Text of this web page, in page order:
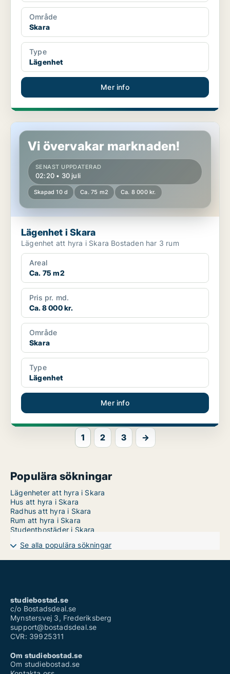
Område
Skara
Type
Lägenhet
Mer info
Lägenhet i Skara
Vi övervakar marknaden!
SENAST UPPDATERAD
02:20 • 30 juli
Skapad 10 d Ca. 75 m2 Ca. 8 000 kr.
Lägenhet i Skara
Lägenhet att hyra i Skara Bostaden har 3 rum
Areal
Ca. 75 m2
Pris pr. md.
Ca. 8 000 kr.
Område
Skara
Type
Lägenhet
Mer info
1 2 3 →
Populära sökningar
Lägenheter att hyra i Skara
Hus att hyra i Skara
Radhus att hyra i Skara
Rum att hyra i Skara
Studentbostäder i Skara
Se alla populära sökningar
studiebostad.se
c/o Bostadsdeal.se
Mynstersvej 3, Frederiksberg
support@bostadsdeal.se
CVR: 39925311
Om studiebostad.se
Om studiebostad.se